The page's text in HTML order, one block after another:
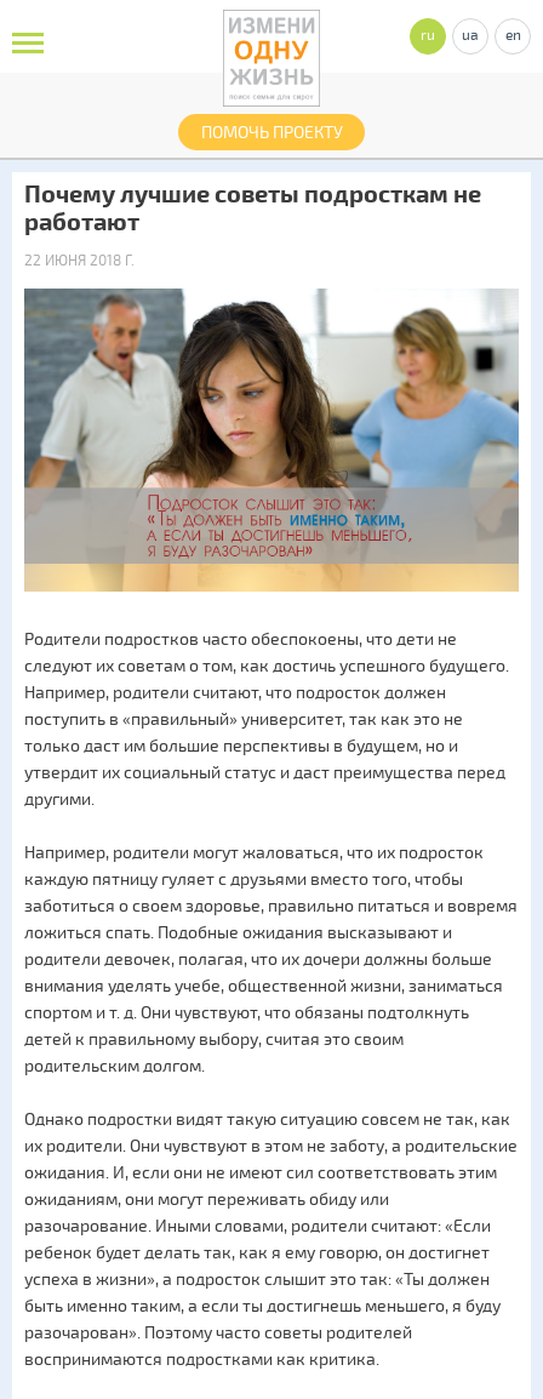
ПОМОЧЬ ПРОЕКТУ
ru ua en
Почему лучшие советы подросткам не
работают
22 ИЮНЯ 2018 Г.
Родители подростков часто обеспокоены, что дети не
следуют их советам о том, как достичь успешного будущего.
Например, родители считают, что подросток должен
поступить в «правильный» университет, так как это не
только даст им большие перспективы в будущем, но и
утвердит их социальный статус и даст преимущества перед
другими.
Например, родители могут жаловаться, что их подросток
каждую пятницу гуляет с друзьями вместо того, чтобы
заботиться о своем здоровье, правильно питаться и вовремя
ложиться спать. Подобные ожидания высказывают и
родители девочек, полагая, что их дочери должны больше
внимания уделять учебе, общественной жизни, заниматься
спортом и т. д. Они чувствуют, что обязаны подтолкнуть
детей к правильному выбору, считая это своим
родительским долгом.
Однако подростки видят такую ситуацию совсем не так, как
их родители. Они чувствуют в этом не заботу, а родительские
ожидания. И, если они не имеют сил соответствовать этим
ожиданиям, они могут переживать обиду или
разочарование. Иными словами, родители считают: «Если
ребенок будет делать так, как я ему говорю, он достигнет
успеха в жизни», а подросток слышит это так: «Ты должен
быть именно таким, а если ты достигнешь меньшего, я буду
разочарован». Поэтому часто советы родителей
воспринимаются подростками как критика.